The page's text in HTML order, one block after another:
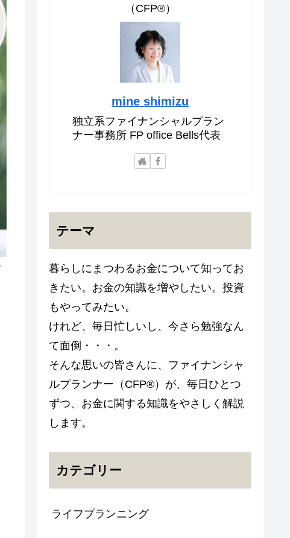
（CFP®）
mine shimizu
独立系ファイナンシャルプラン
ナー事務所 FP office Bells代表
テーマ
暮らしにまつわるお金について知ってお
きたい。お金の知識を増やしたい。投資
もやってみたい。
けれど、毎日忙しいし、今さら勉強なん
て面倒・・・。
そんな思いの皆さんに、ファイナンシャ
ルプランナー（CFP®）が、毎日ひとつ
ずつ、お金に関する知識をやさしく解説
します。
カテゴリー
ライフプランニング